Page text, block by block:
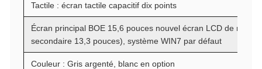
Tactile : écran tactile capacitif dix points
Écran principal BOE 15,6 pouces nouvel écran LCD de
secondaire 13,3 pouces), système WIN7 par défaut
Couleur : Gris argenté, blanc en option